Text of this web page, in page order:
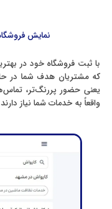
نمایش
با ثبت فروشگاه خود در
که مشتریان هدف شما
یعنی حضور پررنگ‌تر،
واقعاً به خدمات شما نیاز